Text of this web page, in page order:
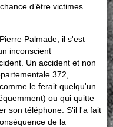
d’être victimes
Palmade, il s'est
inconscient
Un accident et non
372,
le ferait quelqu'un
ou qui quitte
son téléphone. S'il l'a fait
de la